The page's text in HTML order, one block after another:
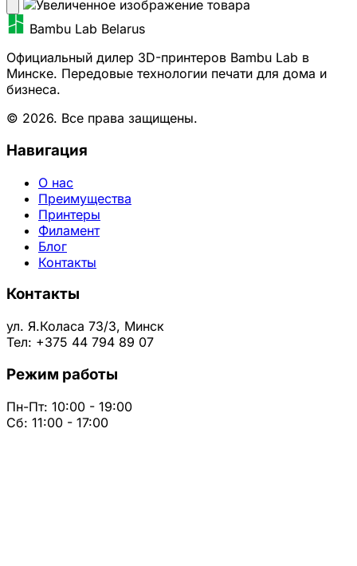
Bambu Lab Belarus
Официальный дилер 3D-принтеров Bambu Lab в
Минске. Передовые технологии печати для дома и
бизнеса.
© 2026. Все права защищены.
Навигация
О нас
Преимущества
Принтеры
Филамент
Блог
Контакты
Контакты
ул. Я.Коласа 73/3, Минск
Тел: +375 44 794 89 07
Режим работы
Пн-Пт: 10:00 - 19:00
Сб: 11:00 - 17:00